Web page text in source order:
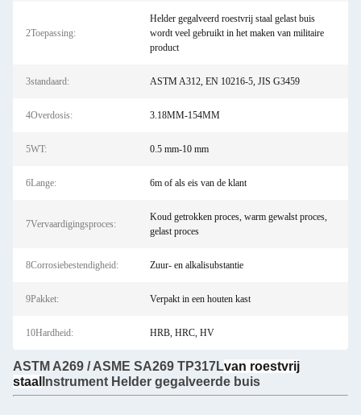
2Toepassing:
Helder gegalveerd roestvrij staal gelast buis
wordt veel gebruikt in het maken van militaire
product
3standaard: ASTM A312, EN 10216-5, JIS G3459
4Overdosis: 3.18MM-154MM
5WT: 0.5 mm-10 mm
6Lange: 6m of als eis van de klant
7Vervaardigingsproces:
Koud getrokken proces, warm gewalst proces,
gelast proces
8Corrosiebestendigheid: Zuur- en alkalisubstantie
9Pakket: Verpakt in een houten kast
10Hardheid: HRB, HRC, HV
ASTM A269 / ASME SA269 TP317Lvan roestvrij
staal Instrument Helder gegalveerde buis